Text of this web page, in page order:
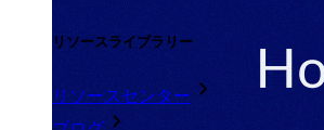
リソースライブラリー
リソースセンター